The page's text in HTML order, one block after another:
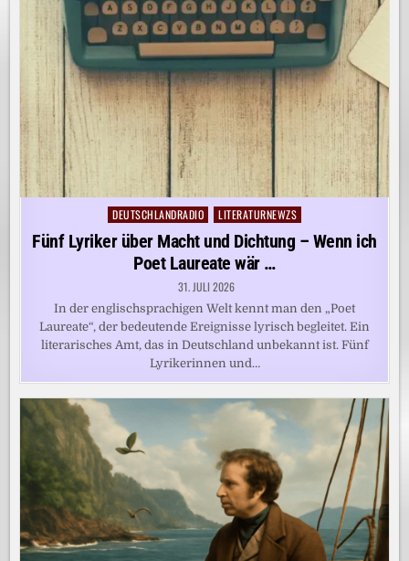
Posted
DEUTSCHLANDRADIO LITERATURNEWZS
Fünf Lyriker über Macht und Dichtung – Wenn ich
Poet Laureate wär …
31. JULI 2026
In der englischsprachigen Welt kennt man den „Poet
Laureate“, der bedeutende Ereignisse lyrisch begleitet. Ein
literarisches Amt, das in Deutschland unbekannt ist. Fünf
Lyrikerinnen und…